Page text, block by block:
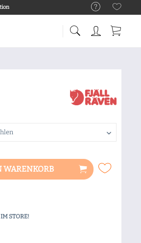
WARENKORB
STORE!